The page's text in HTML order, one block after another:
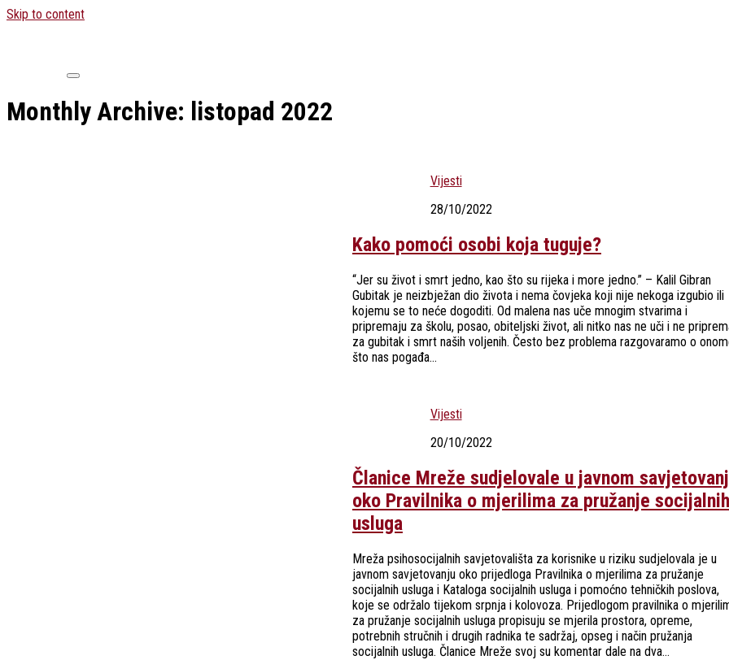
Skip to content
Monthly Archive: listopad 2022
Vijesti
28/10/2022
Kako pomoći osobi koja tuguje?
“Jer su život i smrt jedno, kao što su rijeka i more jedno.” – Kalil Gibran
Gubitak je neizbježan dio života i nema čovjeka koji nije nekoga izgubio ili
kojemu se to neće dogoditi. Od malena nas uče mnogim stvarima i
pripremaju za školu, posao, obiteljski život, ali nitko nas ne uči i ne
za gubitak i smrt naših voljenih. Često bez problema razgovaramo o
što nas pogađa...
Vijesti
20/10/2022
Članice Mreže sudjelovale u javnom
oko Pravilnika o mjerilima za pružanje socijalnih
usluga
Mreža psihosocijalnih savjetovališta za korisnike u riziku sudjelovala je u
javnom savjetovanju oko prijedloga Pravilnika o mjerilima za pružanje
socijalnih usluga i Kataloga socijalnih usluga i pomoćno tehničkih poslova,
koje se održalo tijekom srpnja i kolovoza. Prijedlogom pravilnika o
za pružanje socijalnih usluga propisuju se mjerila prostora, opreme,
potrebnih stručnih i drugih radnika te sadržaj, opseg i način pružanja
socijalnih usluga. Članice Mreže svoj su komentar dale na dva...